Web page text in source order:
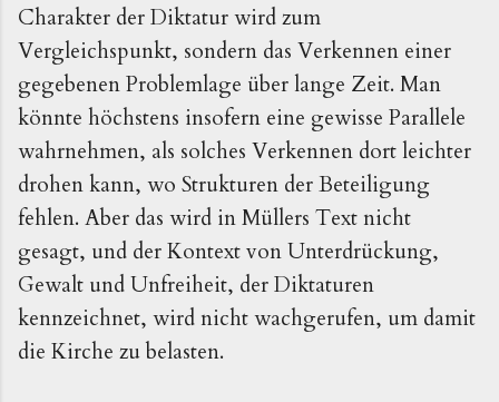
Charakter der Diktatur wird zum
Vergleichspunkt, sondern das Verkennen einer
gegebenen Problemlage über lange Zeit. Man
könnte höchstens insofern eine gewisse Parallele
wahrnehmen, als solches Verkennen dort leichter
drohen kann, wo Strukturen der Beteiligung
fehlen. Aber das wird in Müllers Text nicht
gesagt, und der Kontext von Unterdrückung,
Gewalt und Unfreiheit, der Diktaturen
kennzeichnet, wird nicht wachgerufen, um damit
die Kirche zu belasten.